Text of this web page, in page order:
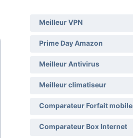
Meilleur VPN
Prime Day Amazon
Meilleur Antivirus
Meilleur climatiseur
Comparateur Forfait mobile
Comparateur Box Internet